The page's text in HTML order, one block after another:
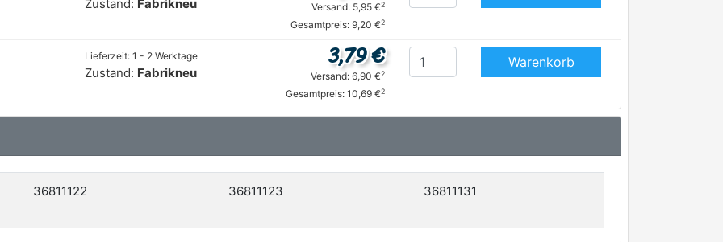
Zustand: Fabrikneu Versand: 5,95 €2
Gesamtpreis: 9,20 €2
Lieferzeit: 1 - 2 Werktage
Zustand: Fabrikneu
3,79 €
Versand: 6,90 €2
Gesamtpreis: 10,69 €2
Warenkorb
36811122 36811123 36811131